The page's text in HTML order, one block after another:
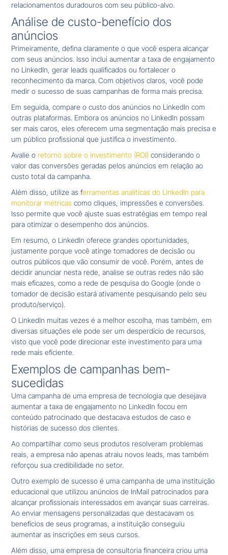
relacionamentos duradouros com seu público-alvo.
Análise de custo-benefício dos
anúncios
Primeiramente, defina claramente o que você espera alcançar
com seus anúncios. Isso inclui aumentar a taxa de engajamento
no LinkedIn, gerar leads qualificados ou fortalecer o
reconhecimento da marca. Com objetivos claros, você pode
medir o sucesso de suas campanhas de forma mais precisa.
Em seguida, compare o custo dos anúncios no LinkedIn com
outras plataformas. Embora os anúncios no LinkedIn possam
ser mais caros, eles oferecem uma segmentação mais precisa e
um público profissional que justifica o investimento.
Avalie o retorno sobre o investimento (ROI) considerando o
valor das conversões geradas pelos anúncios em relação ao
custo total da campanha.
Além disso, utilize as ferramentas analíticas do LinkedIn para
monitorar métricas como cliques, impressões e conversões.
Isso permite que você ajuste suas estratégias em tempo real
para otimizar o desempenho dos anúncios.
Em resumo, o LinkedIn oferece grandes oportunidades,
justamente porque você atinge tomadores de decisão ou
outros públicos que vão consumir de você. Porém, antes de
decidir anunciar nesta rede, analise se outras redes não são
mais eficazes, como a rede de pesquisa do Google (onde o
tomador de decisão estará ativamente pesquisando pelo seu
produto/serviço).
O LinkedIn muitas vezes é a melhor escolha, mas também, em
diversas situações ele pode ser um desperdício de recursos,
visto que você pode direcionar este investimento para uma
rede mais eficiente.
Exemplos de campanhas bem-
sucedidas
Uma campanha de uma empresa de tecnologia que desejava
aumentar a taxa de engajamento no LinkedIn focou em
conteúdo patrocinado que destacava estudos de caso e
histórias de sucesso dos clientes.
Ao compartilhar como seus produtos resolveram problemas
reais, a empresa não apenas atraiu novos leads, mas também
reforçou sua credibilidade no setor.
Outro exemplo de sucesso é uma campanha de uma instituição
educacional que utilizou anúncios de InMail patrocinados para
alcançar profissionais interessados em avançar suas carreiras.
Ao enviar mensagens personalizadas que destacavam os
benefícios de seus programas, a instituição conseguiu
aumentar as inscrições em seus cursos.
Além disso, uma empresa de consultoria financeira criou uma